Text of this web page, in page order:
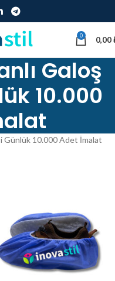
0 0,00
Galoş
10.000
Günlük 10.000 Adet İmalat